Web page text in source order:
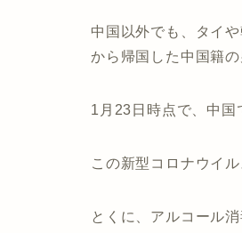
中国以外でも、タイ
から帰国した中国籍
1月23日時点で、中国
この新型コロナウイ
とくに、アルコール